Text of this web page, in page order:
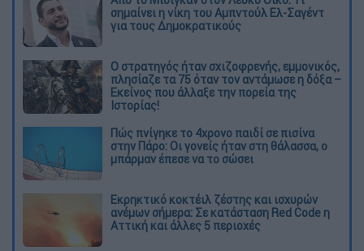
σημαίνει η νίκη του Αμπντούλ Ελ-Σαγέντ
για τους Δημοκρατικούς
O στρατηγός ήταν σχιζοφρενής, εμμονικός,
πλησίαζε τα 75 όταν τον αντάμωσε η δόξα –
Εκείνος που άλλαξε την πορεία της
Ιστορίας!
Πώς πνίγηκε το 4χρονο παιδί σε πισίνα
στην Πάρο: Οι γονείς ήταν στη θάλασσα, ο
μπάρμαν έπεσε να το σώσει
Εκρηκτικό κοκτέιλ ζέστης και ισχυρών
ανέμων σήμερα: Σε κατάσταση Red Code η
Αττική και άλλες 5 περιοχές